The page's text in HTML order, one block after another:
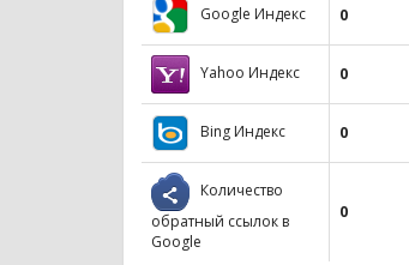
Google Индекс 0
Yahoo Индекс 0
Bing Индекс 0
Количество
обратный ссылок в
Google
0